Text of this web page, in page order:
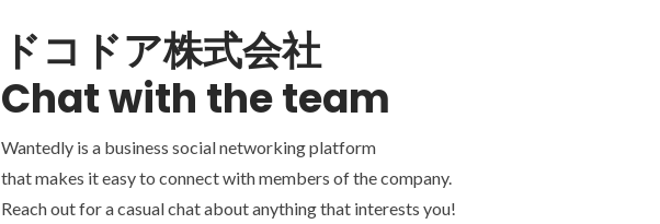
ドコドア株式会社
Chat with the team
Wantedly is a business social networking platform
that makes it easy to connect with members of the company.
Reach out for a casual chat about anything that interests you!